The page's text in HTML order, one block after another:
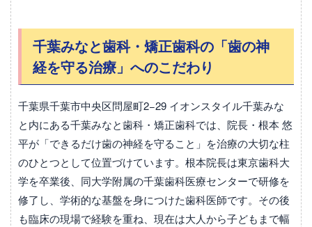
千葉みなと歯科・矯正歯科の「歯の神
経を守る治療」へのこだわり
千葉県千葉市中央区問屋町2−29 イオンスタイル千葉みな
と内にある千葉みなと歯科・矯正歯科では、院長・根本 悠
平が「できるだけ歯の神経を守ること」を治療の大切な柱
のひとつとして位置づけています。根本院長は東京歯科大
学を卒業後、同大学附属の千葉歯科医療センターで研修を
修了し、学術的な基盤を身につけた歯科医師です。その後
も臨床の現場で経験を重ね、現在は大人から子どもまで幅